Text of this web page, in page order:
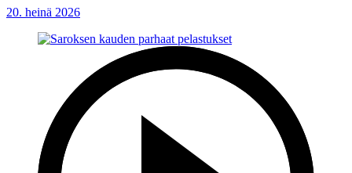
20. heinä 2026